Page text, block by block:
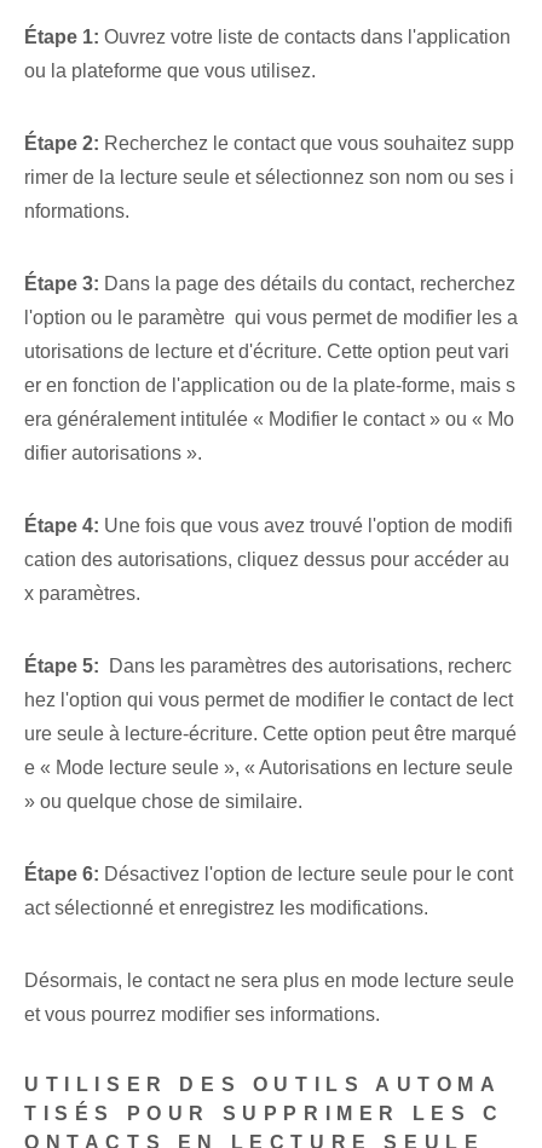
Étape 1: Ouvrez votre liste de contacts dans l'application
ou la plateforme que vous utilisez.
Étape 2: Recherchez le contact que vous souhaitez supp
rimer de la lecture seule et sélectionnez son nom ou ses i
nformations.
Étape 3: Dans⁤ la⁢ page des détails du contact, recherchez
l'option ou le ‌paramètre ​ qui vous permet de modifier les a
utorisations de lecture et d'écriture.⁢ Cette option peut vari
er en fonction de l'application ou de la plate-forme, mais s
era généralement intitulée « Modifier le contact » ou⁣ « Mo
difier autorisations ».
Étape 4: Une fois que vous avez trouvé l'option de modifi
cation des autorisations, cliquez dessus pour accéder au
x paramètres.
Étape 5: ‌ Dans les paramètres des ⁤autorisations‍, recherc
hez l'option qui ⁢vous permet de modifier⁤ le contact de lect
ure seule à lecture-écriture. Cette option peut être marqué
e « Mode lecture seule », « Autorisations en lecture seule
» ou quelque chose de similaire.
Étape 6: Désactivez l'option de lecture seule pour le cont
act sélectionné et enregistrez les modifications.
Désormais, le contact ne sera plus en mode lecture seule
et vous pourrez modifier ses informations.
UTILISER DES OUTILS AUTOMA
TISÉS POUR SUPPRIMER LES C
ONTACTS EN LECTURE SEULE